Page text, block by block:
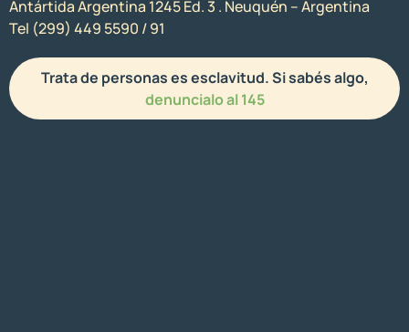
Antártida Argentina 1245 Ed. 3 . Neuquén – Argentina
Tel (299) 449 5590 / 91
Trata de personas es esclavitud. Si sabés algo,
denuncialo al 145